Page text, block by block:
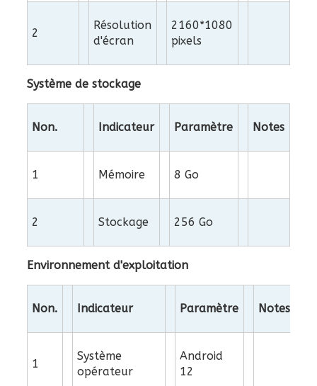
2
Résolution
d'écran
2160*1080
pixels
Système de stockage
Non. Indicateur Paramètre Notes
1 Mémoire 8 Go
2 Stockage 256 Go
Environnement d'exploitation
Non. Indicateur Paramètre Notes
1
Système
opérateur
Android
12